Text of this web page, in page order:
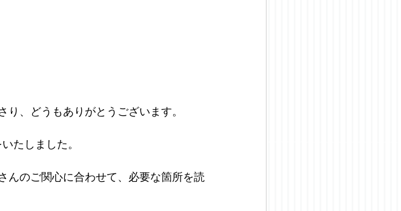
、どうもありがとうございます。
たしました。
んのご関心に合わせて、必要な箇所を読